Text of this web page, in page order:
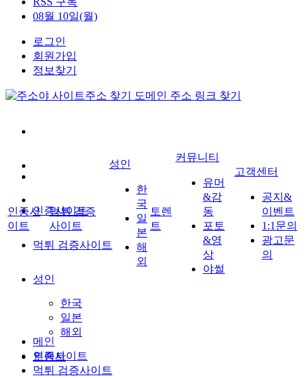
08월 10일(월)
로그인
회원가입
정보찾기
인증사이트
먹튀 검증사이트
성인
한국
일본
해외
토렌트
인증사
이트
먹튀 검증
사이트
성인
한
국
일
본
해
외
토렌
트
커뮤니티
유머
&감
동
포토
&영
상
야썰
고객센터
공지&
이벤트
1:1문의
광고문
의
메인
인증사이트
먹튀 검증사이트